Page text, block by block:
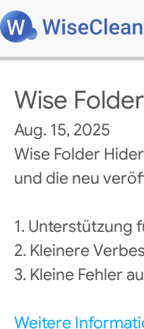
Wise
Aug. 15, 2025
Wise Folder
und die neu
1. Unterstützung
2. Kleinere
3. Kleine Fehler
Weitere